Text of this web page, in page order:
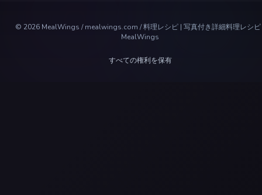
© 2026 MealWings / mealwings.com /料理レシピ | 写真付き詳細料理レシ
MealWings
すべての権利を保有